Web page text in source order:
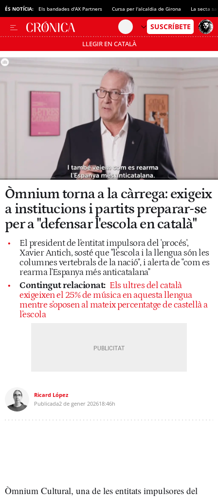
ÉS NOTÍCIA: Els bandades d'AX Partners Cursa per l'alcaldia de Girona La secta
LLEGIR EN CATALÀ
Passa’t al mode estalvi
Òmnium torna a la càrrega: exigeix
a institucions i partits preparar-se
per a "defensar l'escola en català"
El president de l'entitat impulsora del 'procés',
Xavier Antich, sosté que "l'escola i la llengua són les
columnes vertebrals de la nació", i alerta de "com es
rearma l'Espanya més anticatalana"
Contingut relacionat: Els ultres del català
exigeixen el 25% de música en aquesta llengua
mentre s'oposen al mateix percentatge de castellà a
l'escola
Ricard López
Publicada2 de gener 202618:46h
Òmnium Cultural, una de les entitats impulsores del